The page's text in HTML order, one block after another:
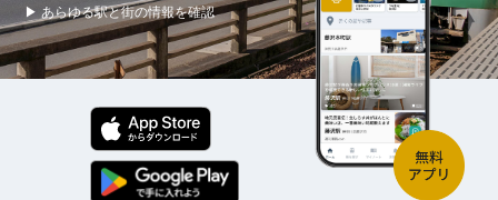
▶ あらゆる駅と街の情報を確認